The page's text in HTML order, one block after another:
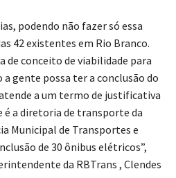
podendo não fazer só essa
42 existentes em Rio Branco.
de conceito de viabilidade para
a gente possa ter a conclusão do
a um termo de justificativa
é a diretoria de transporte da
Municipal de Transportes e
de 30 ônibus elétricos”,
da RBTrans , Clendes